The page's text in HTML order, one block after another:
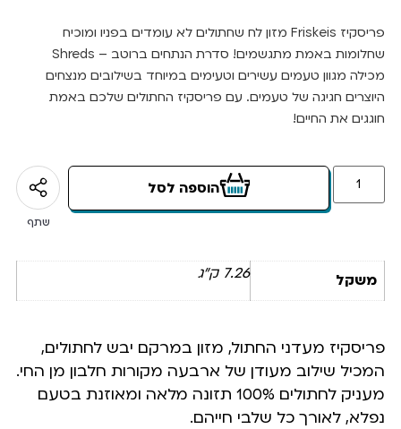
פריסקיז Friskeis מזון לח שחתולים לא עומדים בפניו ומוכיח
שחלומות באמת מתגשמים! סדרת הנתחים ברוטב – Shreds
מכילה מגוון טעמים עשירים וטעימים במיוחד בשילובים מנצחים
היוצרים חגיגה של טעמים. עם פריסקיז החתולים שלכם באמת
חוגגים את החיים!
הוספה לסל
שתף
משקל 7.26 ק"ג
פריסקיז מעדני החתול, מזון במרקם יבש לחתולים,
המכיל שילוב מעודן של ארבעה מקורות חלבון מן החי.
מעניק לחתולים 100% תזונה מלאה ומאוזנת בטעם
נפלא, לאורך כל שלבי חייהם.